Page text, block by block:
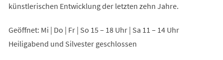
künstlerischen Entwicklung der letzten zehn Jahre.
Geöffnet: Mi | Do | Fr | So 15 – 18 Uhr | Sa 11 – 14 Uhr
Heiligabend und Silvester geschlossen